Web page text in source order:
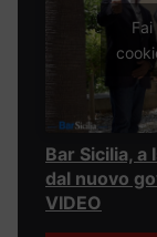
Bar Sicilia,
dal nuovo
VIDEO